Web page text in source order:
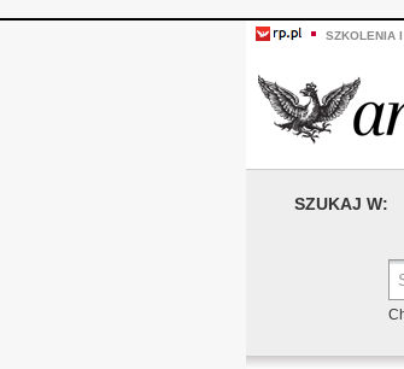
SZKOLENIA
SZUKAJ W: